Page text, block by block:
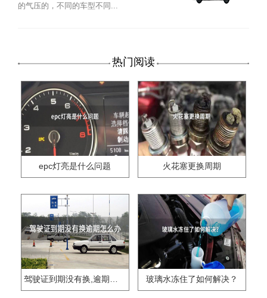
的气压的，不同的车型不同...
热门阅读
epc灯亮是什么问题 火花塞更换周期
驾驶证到期没有换,逾期怎么办?? 玻璃水冻住了如何解决？